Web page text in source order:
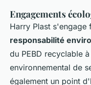
Engagements
Harry Plast s'engage
responsabilité
du PEBD recyclable
environnemental de
également un point